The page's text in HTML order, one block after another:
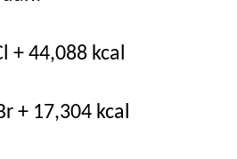
+ 44,088 kcal
+ 17,304 kcal